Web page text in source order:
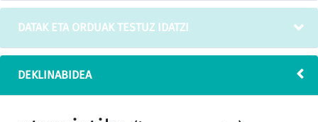
DATAK ETA ORDUAK TESTUZ IDATZI
DEKLINABIDEA